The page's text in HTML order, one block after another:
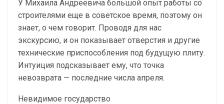
У Михаила Андреевича большой опыт работы со
строителями еще в советское время, поэтому он
знает, о чем говорит. Проводя для нас
экскурсию, и он показывает отверстия и другие
технические приспособления под будущую плиту.
Интуиция подсказывает ему, что точка
невозврата — последние числа апреля.
Невидимое государство